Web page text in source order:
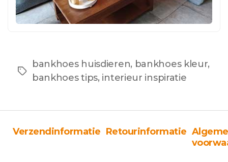
Tags
bankhoes huisdieren, bankhoes kleur,
bankhoes tips, interieur inspiratie
Verzendinformatie Retourinformatie